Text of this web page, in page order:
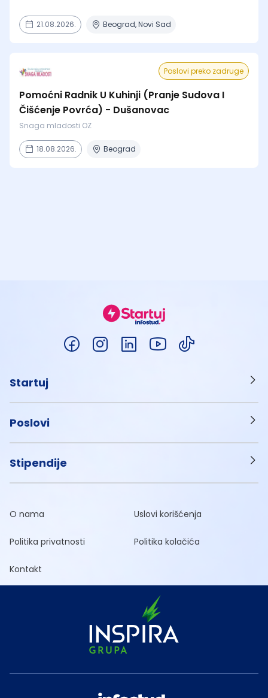
21.08.2026. Beograd, Novi Sad
Poslovi preko zadruge
Pomoćni Radnik U Kuhinji (Pranje Sudova I
Čišćenje Povrća) - Dušanovac
Snaga mladosti OZ
18.08.2026. Beograd
Startuj
Poslovi
Stipendije
O nama Uslovi korišćenja
Politika privatnosti Politika kolačića
Kontakt